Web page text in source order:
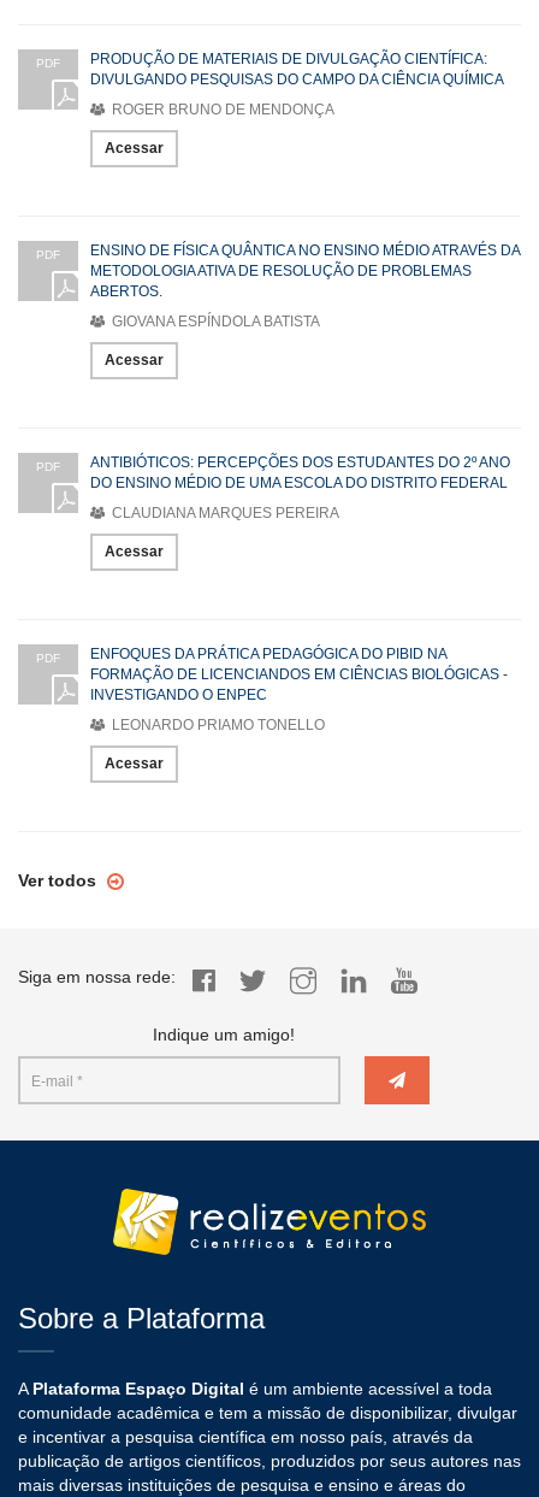
PDF
PRODUÇÃO DE MATERIAIS DE DIVULGAÇÃO CIENTÍFICA:
DIVULGANDO PESQUISAS DO CAMPO DA CIÊNCIA QUÍMICA
ROGER BRUNO DE MENDONÇA
Acessar
PDF
ENSINO DE FÍSICA QUÂNTICA NO ENSINO MÉDIO ATRAVÉS DA
METODOLOGIA ATIVA DE RESOLUÇÃO DE PROBLEMAS
ABERTOS.
GIOVANA ESPÍNDOLA BATISTA
Acessar
PDF
ANTIBIÓTICOS: PERCEPÇÕES DOS ESTUDANTES DO 2º ANO
DO ENSINO MÉDIO DE UMA ESCOLA DO DISTRITO FEDERAL
CLAUDIANA MARQUES PEREIRA
Acessar
PDF
ENFOQUES DA PRÁTICA PEDAGÓGICA DO PIBID NA
FORMAÇÃO DE LICENCIANDOS EM CIÊNCIAS BIOLÓGICAS -
INVESTIGANDO O ENPEC
LEONARDO PRIAMO TONELLO
Acessar
Ver todos
Siga em nossa rede:
Indique um amigo!
Sobre a Plataforma
A Plataforma Espaço Digital é um ambiente acessível a toda
comunidade acadêmica e tem a missão de disponibilizar, divulgar
e incentivar a pesquisa científica em nosso país, através da
publicação de artigos científicos, produzidos por seus autores nas
mais diversas instituições de pesquisa e ensino e áreas do